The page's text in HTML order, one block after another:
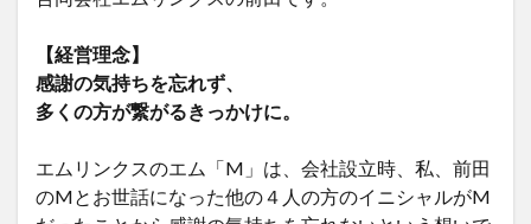
【経営理念】
感謝の気持ちを忘れず、
多くの方が繋がるきっかけに。
エムリンクスのエム「M」は、会社設立時、私、前田
のMとお世話になった他の４人の方のイニシャルがM